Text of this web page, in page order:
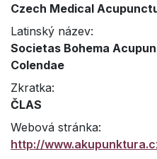
Czech Medical
Latinský název:
Societas Bohema
Colendae
Zkratka:
ČLAS
Webová stránka:
http://